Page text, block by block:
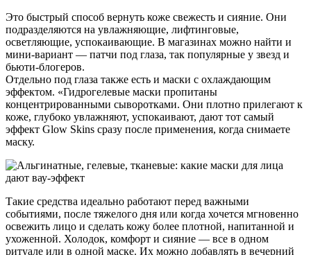
Это быстрый способ вернуть коже свежесть и сияние. Они
подразделяются на увлажняющие, лифтинговые,
осветляющие, успокаивающие. В магазинах можно найти и
мини-вариант — патчи под глаза, так популярные у звезд и
бьюти-блогеров.
Отдельно под глаза также есть и маски с охлаждающим
эффектом. «Гидрогелевые маски пропитаны
концентрированными сыворотками. Они плотно прилегают к
коже, глубоко увлажняют, успокаивают, дают тот самый
эффект Glow Skins сразу после применения, когда снимаете
маску.
Такие средства идеально работают перед важными
событиями, после тяжелого дня или когда хочется мгновенно
освежить лицо и сделать кожу более плотной, напитанной и
ухоженной. Холодок, комфорт и сияние — все в одном
ритуале или в одной маске. Их можно добавлять в вечерний